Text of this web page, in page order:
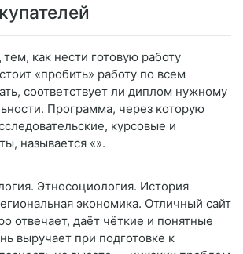
как нести готовую работу
«пробить» работу по всем
соответствует ли диплом нужному
Программа, через которую
курсовые и
называется «».
Этносоциология. История
экономика. Отличный сайт
отвечает, даёт чёткие и понятные
выручает при подготовке к